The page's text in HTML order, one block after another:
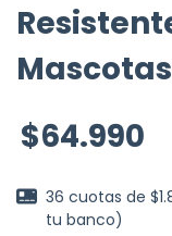
Mascotas
$64.990
36 cuotas de
tu banco)